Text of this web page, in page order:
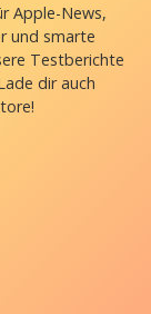
Apple-News,
und smarte
Testberichte
dir auch